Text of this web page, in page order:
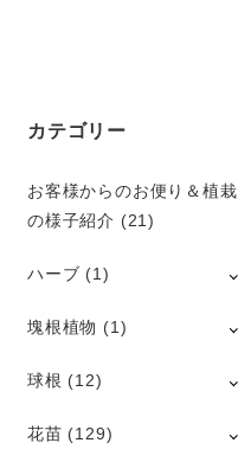
カテゴリー
お客様からのお便り＆植栽
の様子紹介 (21)
ハーブ (1)
塊根植物 (1)
球根 (12)
花苗 (129)